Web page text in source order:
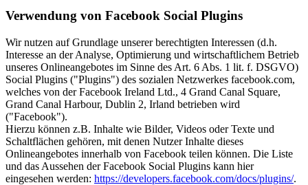
Verwendung von Facebook Social Plugins
Wir nutzen auf Grundlage unserer berechtigten Interessen (d.h.
Interesse an der Analyse, Optimierung und wirtschaftlichem Betrieb
unseres Onlineangebotes im Sinne des Art. 6 Abs. 1 lit. f. DSGVO)
Social Plugins ("Plugins") des sozialen Netzwerkes facebook.com,
welches von der Facebook Ireland Ltd., 4 Grand Canal Square,
Grand Canal Harbour, Dublin 2, Irland betrieben wird
("Facebook").
Hierzu können z.B. Inhalte wie Bilder, Videos oder Texte und
Schaltflächen gehören, mit denen Nutzer Inhalte dieses
Onlineangebotes innerhalb von Facebook teilen können. Die Liste
und das Aussehen der Facebook Social Plugins kann hier
eingesehen werden: https://developers.facebook.com/docs/plugins/.